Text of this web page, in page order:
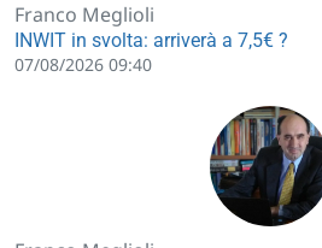
Franco Meglioli
INWIT in svolta: arriverà a 7,5€ ?
07/08/2026 09:40